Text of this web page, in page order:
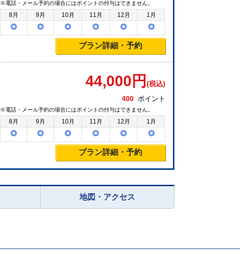
※電話・メール予約の場合にはポイントの付与はできません。
8月 9月 10月 11月 12月 1月
プラン詳細・予約
44,000 円 (税込)
400 ポイント
※電話・メール予約の場合にはポイントの付与はできません。
8月 9月 10月 11月 12月 1月
プラン詳細・予約
地図・アクセス